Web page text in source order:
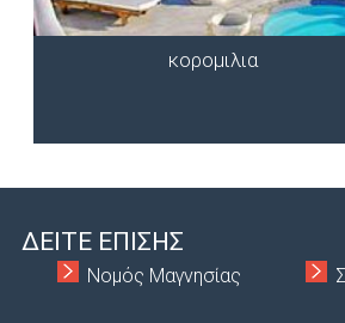
κορομιλια
ΔΕΙΤΕ ΕΠΙΣΗΣ
Νομός Μαγνησίας